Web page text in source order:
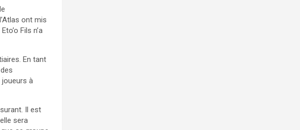
ont mis
Fils n’a
En tant
joueurs à
Il est
sera